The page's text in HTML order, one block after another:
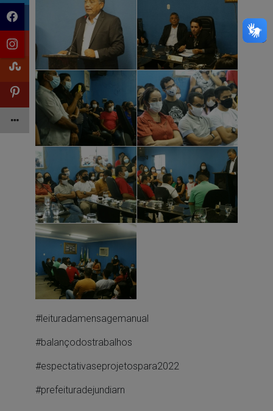
#leituradamensagemanual
#balançodostrabalhos
#espectativaseprojetospara2022
#prefeituradejundiarn